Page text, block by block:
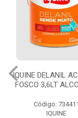
IQUINE DELANIL
FOSCO 3,6LT
Código: 734411
IQUINE